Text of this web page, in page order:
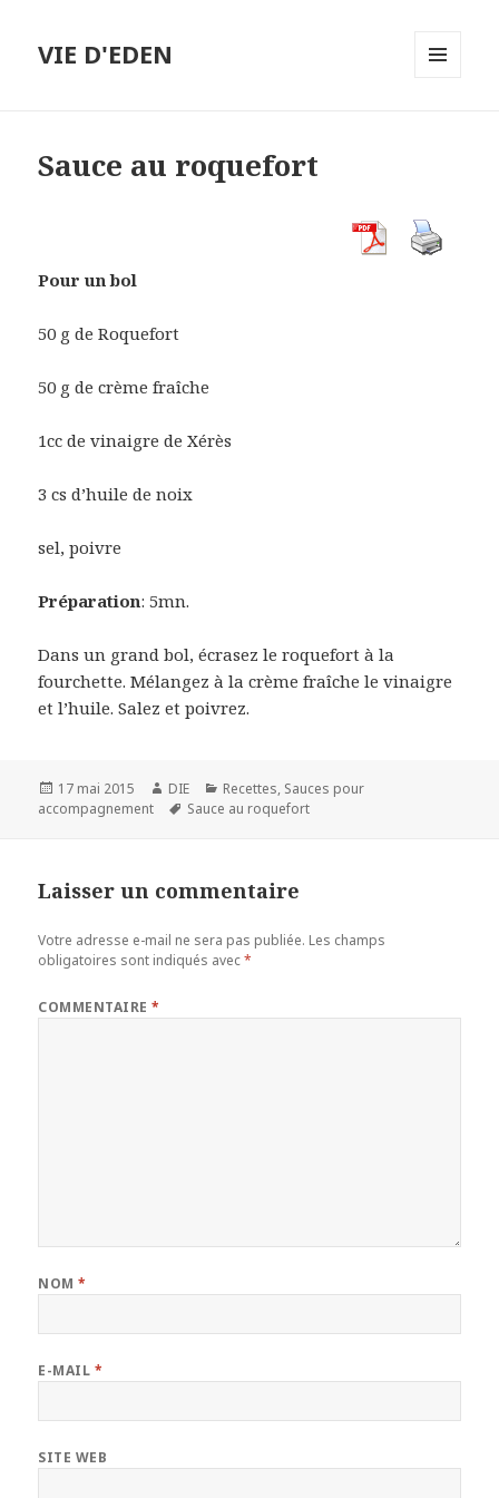
VIE D'EDEN
Sauce au roquefort
Pour un bol
50 g de Roquefort
50 g de crème fraîche
1cc de vinaigre de Xérès
3 cs d’huile de noix
sel, poivre
Préparation: 5mn.
Dans un grand bol, écrasez le roquefort à la
fourchette. Mélangez à la crème fraîche le vinaigre
et l’huile. Salez et poivrez.
Publié
le
17 mai 2015 Auteur
DIE Catégories
Recettes, Sauces pour
accompagnement
Mots-
Sauce au roquefort
Laisser un commentaire
Votre adresse e-mail ne sera pas publiée. Les champs
obligatoires sont indiqués avec*
COMMENTAIRE*
NOM*
E-MAIL *
SITE WEB